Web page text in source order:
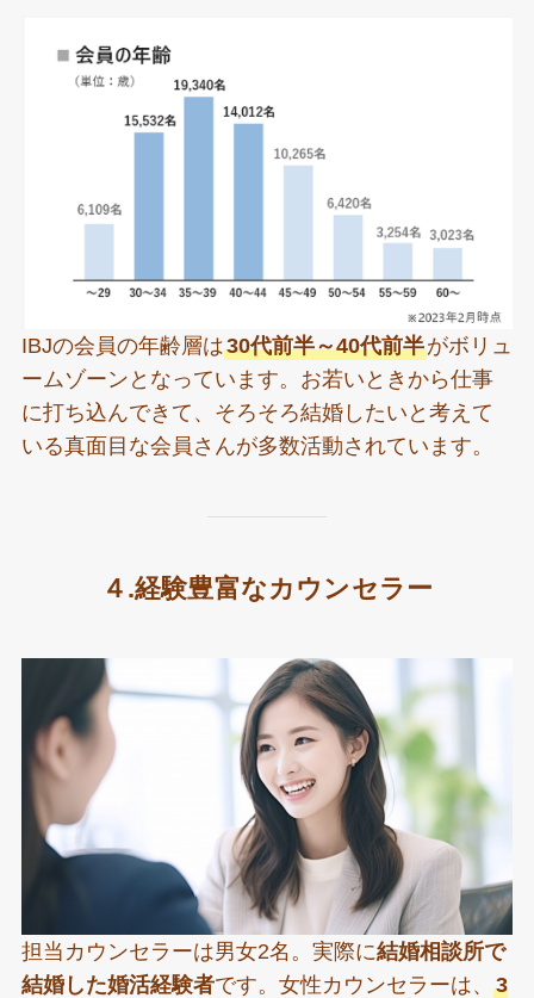
IBJの会員の年齢層は30代前半～40代前半がボリュ
ームゾーンとなっています。お若いときから仕事
に打ち込んできて、そろそろ結婚したいと考えて
いる真面目な会員さんが多数活動されています。
４.経験豊富なカウンセラー
担当カウンセラーは男女2名。実際に結婚相談所で
結婚した婚活経験者です。女性カウンセラーは、 3